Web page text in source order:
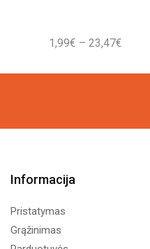
1,99€ – 23,47€Price
1,99€
Informacija
Pristatymas
Grąžinimas